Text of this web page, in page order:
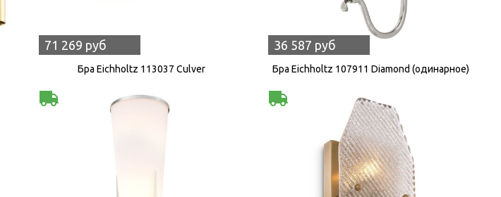
71 269 руб
Бра Eichholtz 113037 Culver
36 587 руб
Бра Eichholtz 107911 Diamond (одинарное)